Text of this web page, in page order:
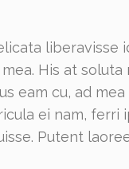
liberavisse
His at
eam cu, ad
ei nam, ferri
Putent